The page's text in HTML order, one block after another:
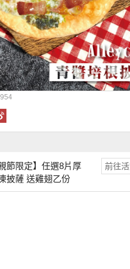
節限定】任選8片厚
披薩 送雞翅乙份
前往